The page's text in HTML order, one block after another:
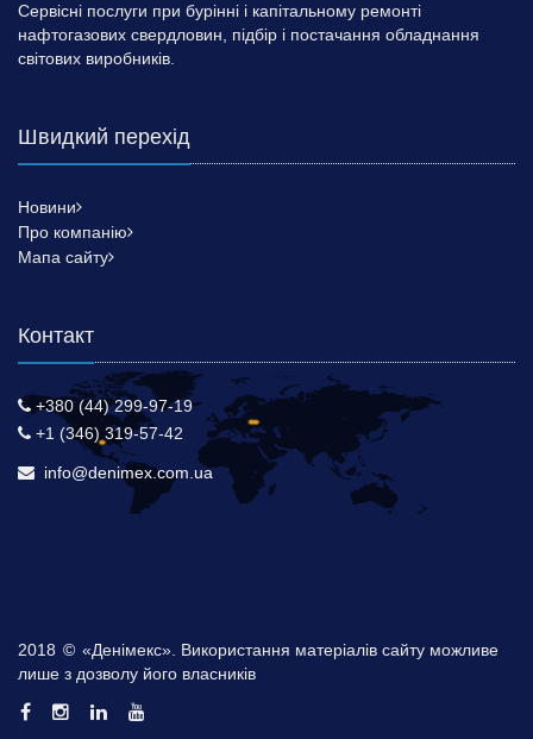
Сервісні послуги при бурінні і капітальному ремонті
нафтогазових свердловин, підбір і постачання обладнання
світових виробників.
Швидкий перехід
Новини
Про компанію
Мапа сайту
Контакт
+380 (44) 299-97-19
+1 (346) 319-57-42
info@denimex.com.ua
2018 © «Денімекс». Використання матеріалів сайту можливе
лише з дозволу його власників